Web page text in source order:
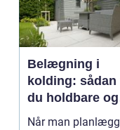
Belægning i
kolding: sådan
du holdbare og
flotte udearealer
Når man